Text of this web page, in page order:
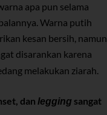
apa pun selama
Warna putih
kesan bersih, namun
disarankan karena
melakukan ziarah.
dan legging sangat